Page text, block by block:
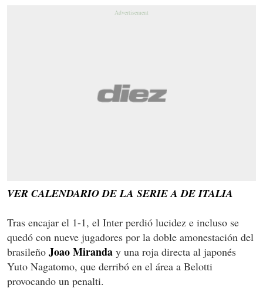
VER CALENDARIO DE LA SERIE A DE ITALIA
Tras encajar el 1-1, el Inter perdió lucidez e incluso se
quedó con nueve jugadores por la doble amonestación del
brasileño Joao Miranda y una roja directa al japonés
Yuto Nagatomo, que derribó en el área a Belotti
provocando un penalti.